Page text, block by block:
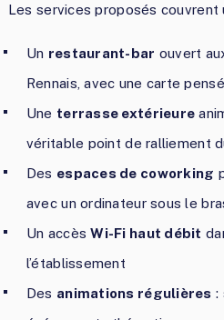
Les services proposés couvrent
Un restaurant-bar ouvert
Rennais, avec une carte
Une terrasse extérieure
véritable point de ralliement
Des espaces de coworking
avec un ordinateur sous le
Un accèsWi-Fi haut débit
l’établissement
Des animations régulières :